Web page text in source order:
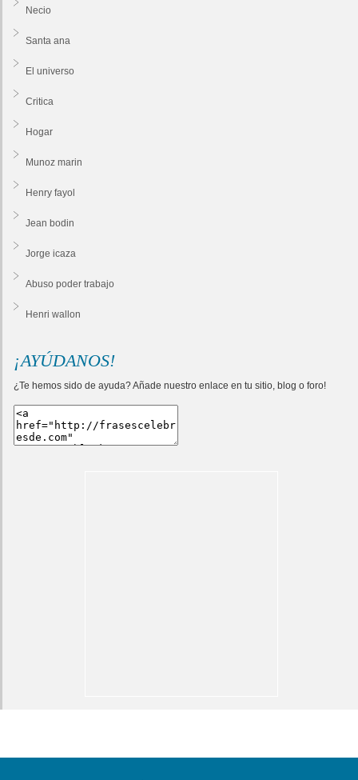
Necio
Santa ana
El universo
Critica
Hogar
Munoz marin
Henry fayol
Jean bodin
Jorge icaza
Abuso poder trabajo
Henri wallon
¡AYÚDANOS!
¿Te hemos sido de ayuda? Añade nuestro enlace en tu sitio, blog o foro!